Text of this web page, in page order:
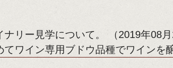
ナリー見学について。 （2019年08
てワイン専用ブドウ品種でワインを